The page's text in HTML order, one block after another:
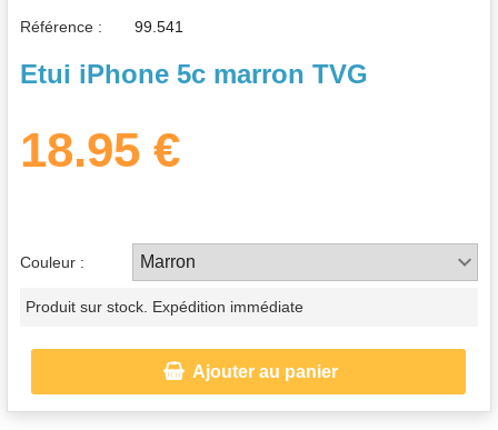
Référence :
Etui iPhone 5c marron TVG
18.95 €
Couleur :
Produit sur stock. Expédition immédiate
Ajouter au panier